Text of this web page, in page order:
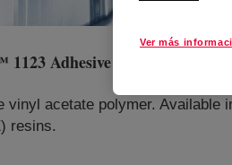
Adhesive Resin
vinyl acetate polymer.
resins.
Ver más